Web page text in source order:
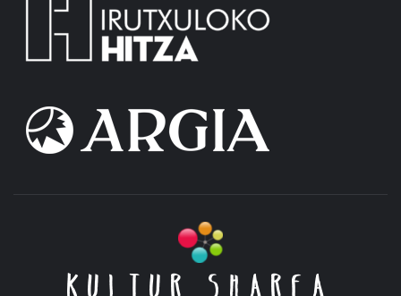
KULTUR SHAREA